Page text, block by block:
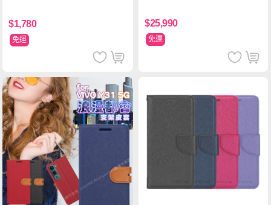
$1,780
免運
$25,990
免運